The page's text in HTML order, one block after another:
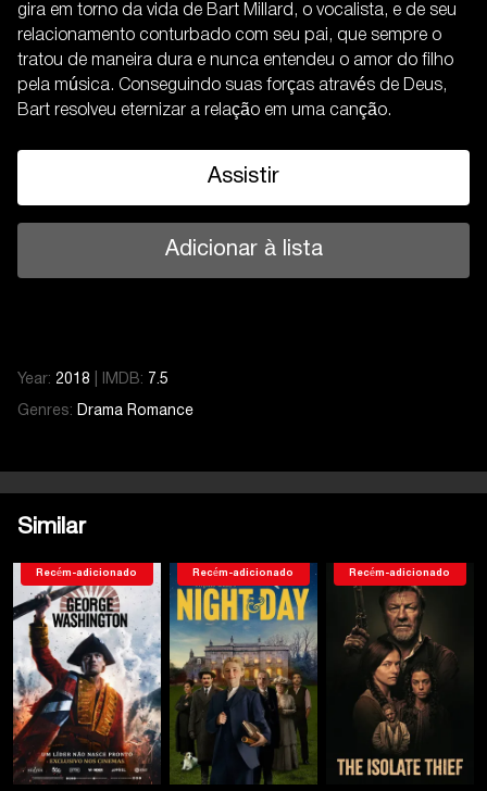
gira em torno da vida de Bart Millard, o vocalista, e de seu
relacionamento conturbado com seu pai, que sempre o
tratou de maneira dura e nunca entendeu o amor do filho
pela música. Conseguindo suas forças através de Deus,
Bart resolveu eternizar a relação em uma canção.
Assistir
Adicionar à lista
Year: 2018 IMDB: 7.5
Genres: Drama Romance
Similar
Recém-adicionado Recém-adicionado Recém-adicionado